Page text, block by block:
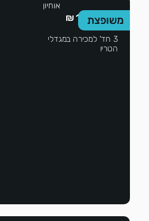
משופצת
1,999,999 ₪
3 חד' למכירה במגדלי
הטריו
אוחיון